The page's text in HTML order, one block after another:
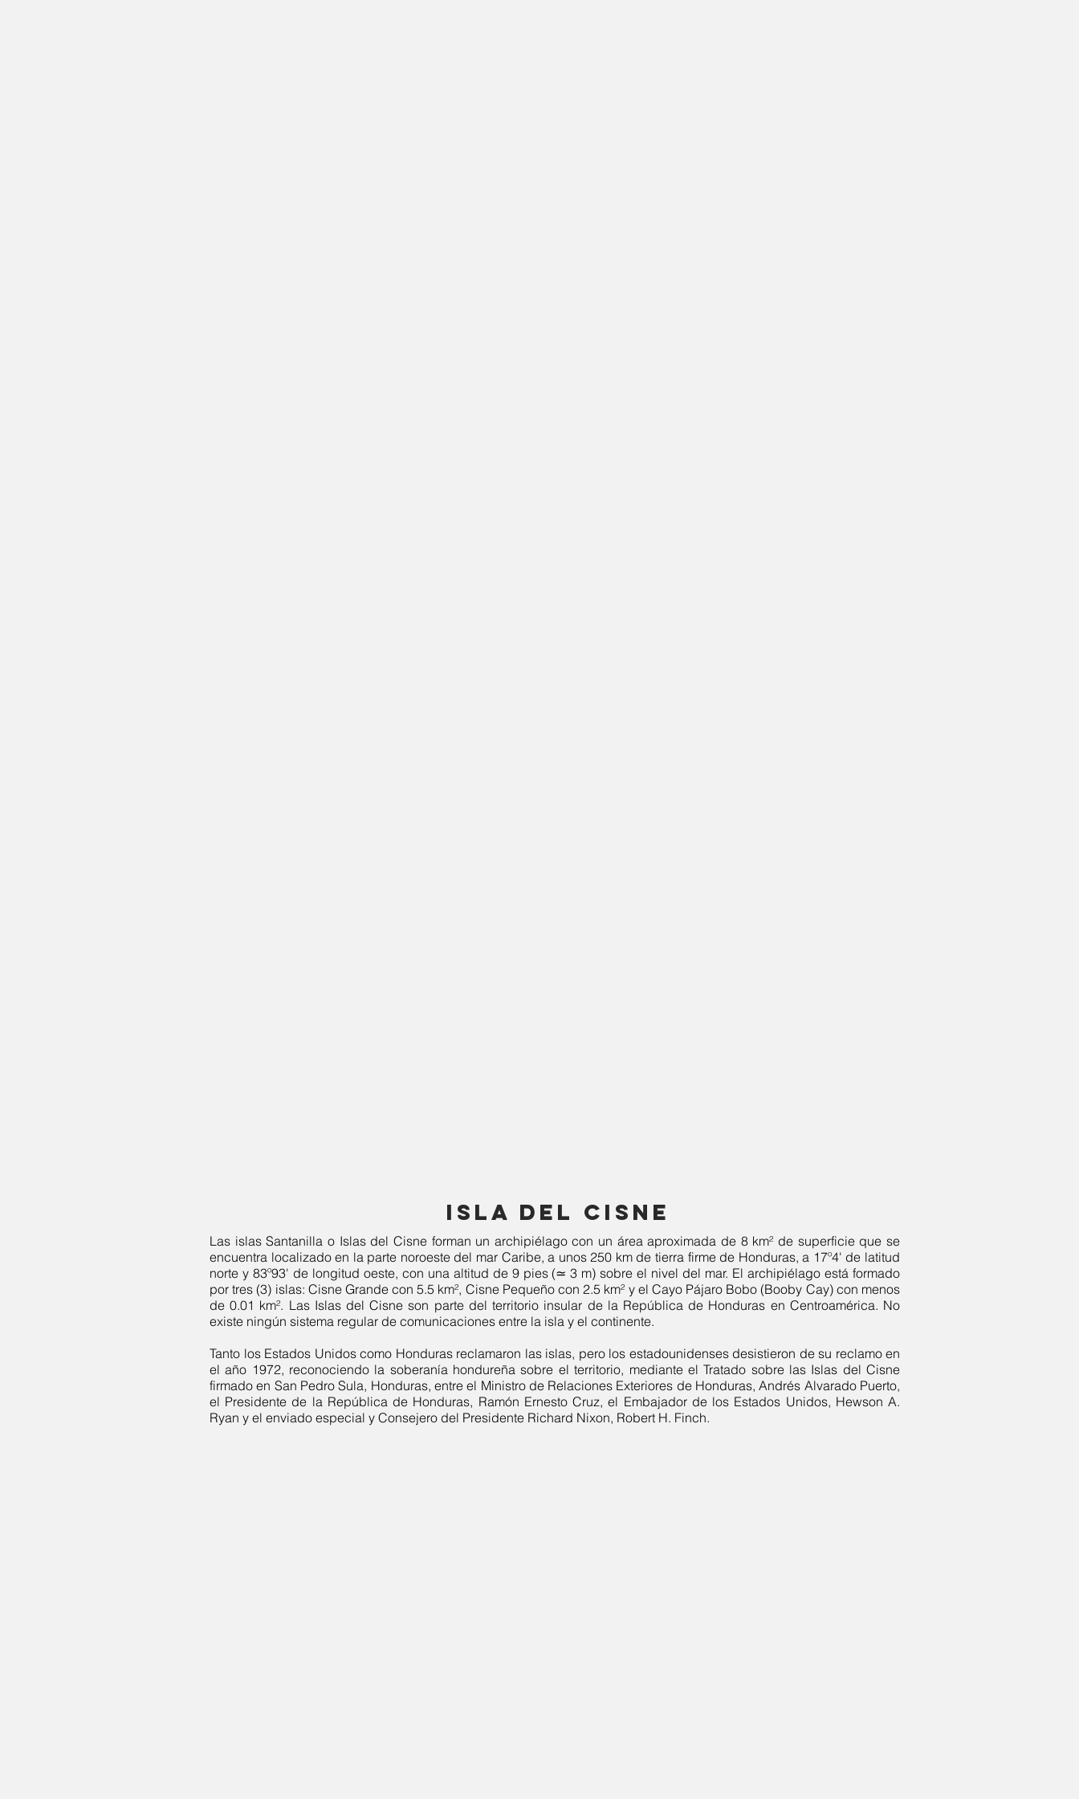
isla del cisne
Las islas Santanilla​ o Islas del Cisne forman un archipiélago con un área aproximada de 8 km² de superficie​ que se
encuentra localizado en la parte noroeste del mar Caribe, a unos 250 kmde tierra firme de Honduras, a 17º4' de latitud
norte y 83º93' de longitud oeste, con una altitud de 9 pies (≃ 3 m) sobre el nivel del mar. Elarchipiélago está formado
por tres (3) islas: Cisne Grande con 5.5 km², Cisne Pequeño con 2.5 km² y el Cayo Pájaro Bobo (Booby Cay) con menos
de 0.01 km². Las Islas del Cisne son parte del territorio insular de la República de Honduras en Centroamérica. No
existe ningún sistema regular de comunicaciones entre la isla y el continente.
Tanto los Estados Unidos como Honduras reclamaron las islas, pero los estadounidenses desistieron de su reclamo en
el año 1972, reconociendo la soberanía hondureña sobre el territorio, mediante el Tratado sobre las Islas del Cisne
firmado en San Pedro Sula, Honduras, entre el Ministro de Relaciones Exteriores de Honduras, Andrés Alvarado Puerto,
el Presidente de la República de Honduras, Ramón Ernesto Cruz, el Embajador de los Estados Unidos, Hewson A.
Ryan y el enviado especial y Consejero del Presidente Richard Nixon, Robert H. Finch.